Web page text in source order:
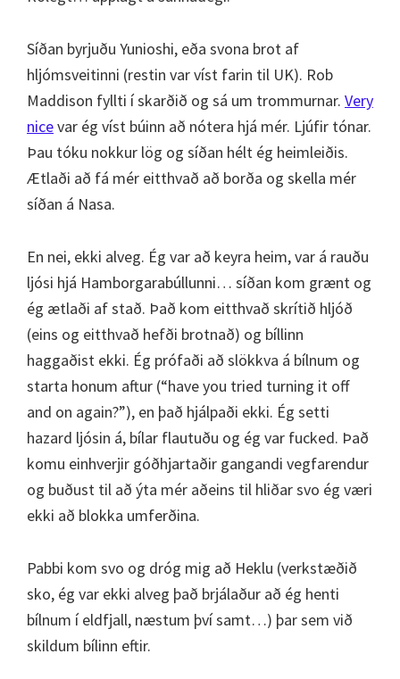
Síðan byrjuðu Yunioshi, eða svona brot af
hljómsveitinni (restin var víst farin til UK). Rob
Maddison fyllti í skarðið og sá um trommurnar. Very
nicevar ég víst búinn að nótera hjá mér. Ljúfir tónar.
Þau tóku nokkur lög og síðan hélt ég heimleiðis.
Ætlaði að fá mér eitthvað að borða og skella mér
síðan á Nasa.
En nei, ekki alveg. Ég var að keyra heim, var á rauðu
ljósi hjá Hamborgarabúllunni… síðan kom grænt og
ég ætlaði af stað. Það kom eitthvað skrítið hljóð
(eins og eitthvað hefði brotnað) og bíllinn
haggaðist ekki. Ég prófaði að slökkva á bílnum og
starta honum aftur (“have you tried turning it off
and on again?”), en það hjálpaði ekki. Ég setti
hazard ljósin á, bílar flautuðu og ég var fucked. Það
komu einhverjir góðhjartaðir gangandi vegfarendur
og buðust til að ýta mér aðeins til hliðar svo ég væri
ekki að blokka umferðina.
Pabbi kom svo og dróg mig að Heklu (verkstæðið
sko, ég var ekki alveg það brjálaður að ég henti
bílnum í eldfjall, næstum því samt…) þar sem við
skildum bílinn eftir.